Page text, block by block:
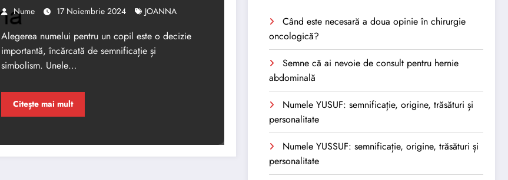
Nume 17 Noiembrie 2024 JOANNA
Alegerea numelui pentru un copil este o decizie
importantă, încărcată de semnificație și
simbolism. Unele…
Citește mai mult
Când este necesară a doua opinie în chirurgie
oncologică?
Semne că ai nevoie de consult pentru hernie
abdominală
Numele YUSUF: semnificație, origine, trăsături și
personalitate
Numele YUSSUF: semnificație, origine, trăsături și
personalitate